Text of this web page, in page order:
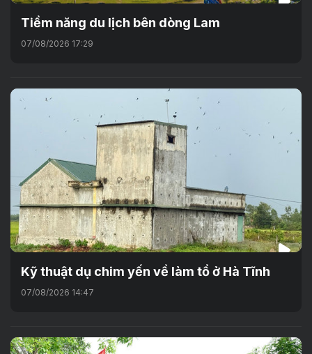
Tiềm năng du lịch bên dòng Lam
07/08/2026 17:29
Kỹ thuật dụ chim yến về làm tổ ở Hà Tĩnh
07/08/2026 14:47